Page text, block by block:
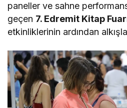
paneller ve sahne
geçen 7. Edremit Kitap
etkinliklerinin ardından